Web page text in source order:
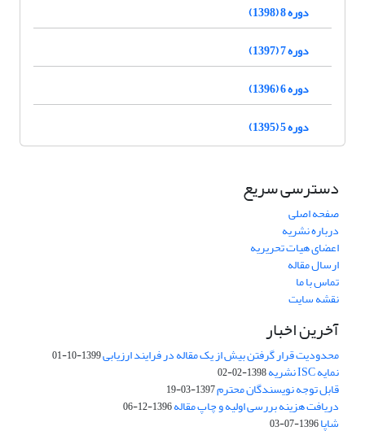
دوره 8 (1398)
دوره 7 (1397)
دوره 6 (1396)
دوره 5 (1395)
دسترسی سریع
صفحه اصلی
درباره نشریه
اعضای هیات تحریریه
ارسال مقاله
تماس با ما
نقشه سایت
آخرین اخبار
محدودیت قرار گرفتن بیش از یک مقاله در فرایند ارزیابی1399-10-01
نمایه ISC نشریه 1398-02-02
قابل توجه نویسندگان محترم1397-03-19
دریافت هزینه بررسی اولیه و چاپ مقاله1396-12-06
شاپا1396-07-03